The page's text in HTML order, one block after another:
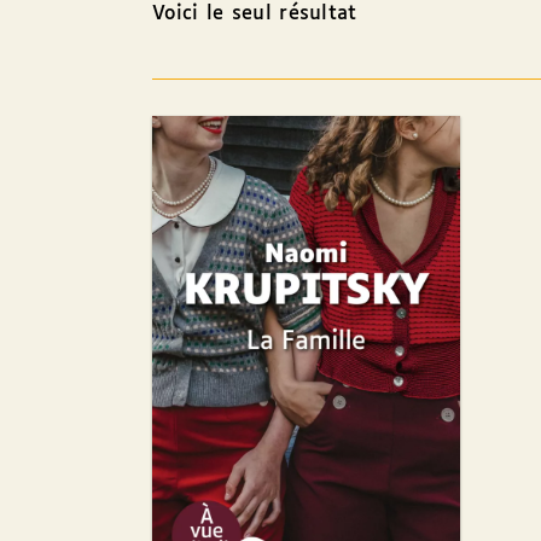
Voici le seul résultat